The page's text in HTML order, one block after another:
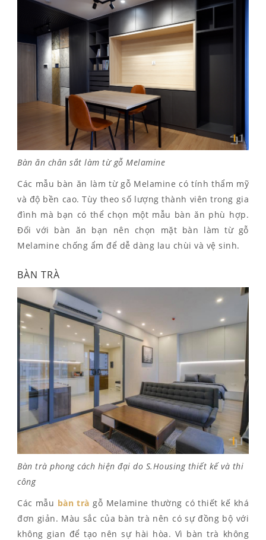
Bàn ăn chân sắt làm từ gỗ Melamine
Các mẫu bàn ăn làm từ gỗ Melamine có tính thẩm mỹ
và độ bền cao. Tùy theo số lượng thành viên trong gia
đình mà bạn có thể chọn một mẫu bàn ăn phù hợp.
Đối với bàn ăn bạn nên chọn mặt bàn làm từ gỗ
Melamine chống ẩm để dễ dàng lau chùi và vệ sinh.
BÀN TRÀ
Bàn trà phong cách hiện đại do S.Housing thiết kế và thi
công
Các mẫu bàn trà gỗ Melamine thường có thiết kế khá
đơn giản. Màu sắc của bàn trà nên có sự đồng bộ với
không gian để tạo nên sự hài hòa. Vì bàn trà không